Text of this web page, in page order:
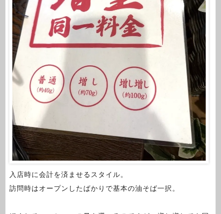
入店時に会計を済ませるスタイル。
訪問時はオープンしたばかりで基本の油そば一択。